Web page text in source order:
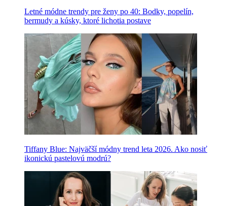
Letné módne trendy pre ženy po 40: Bodky, popelín,
bermudy a kúsky, ktoré lichotia postave
Tiffany Blue: Najväčší módny trend leta 2026. Ako nosiť
ikonickú pastelovú modrú?